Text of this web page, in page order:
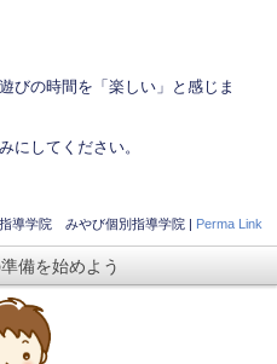
びの時間を「楽しい」と感じま
にしてください。
導学院 みやび個別指導学院 | Perma Link
備を始めよう